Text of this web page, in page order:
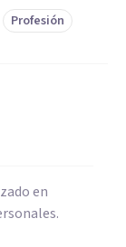
Profesión
en